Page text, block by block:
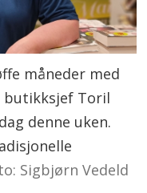
måneder med
butikksjef Toril
denne uken.
Sigbjørn Vedeld